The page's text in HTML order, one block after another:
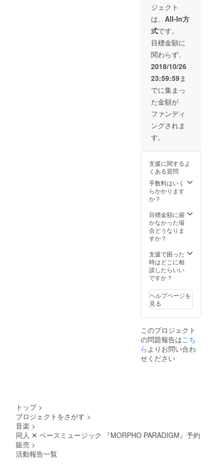
ジェクト
は、 All-In方
式です。
目標金額に
関わらず、
2018/10/26
23:59:59ま
でに集まっ
た金額が
ファンディ
ングされま
す。
支援に関するよ
くある質問
手数料はいく
らかかります
か？
目標金額に届
かなかった場
合どうなりま
すか？
支援で困った
時はどこに相
談したらいい
ですか？
ヘルプページを
見る
このプロジェクト
の問題報告はこち
らよりお問い合わ
せください
トップ >
プロジェクトをさがす >
音楽 >
同人 ✕ ベースミュージック 『MORPHO PARADIGM』予約
販売 >
活動報告一覧